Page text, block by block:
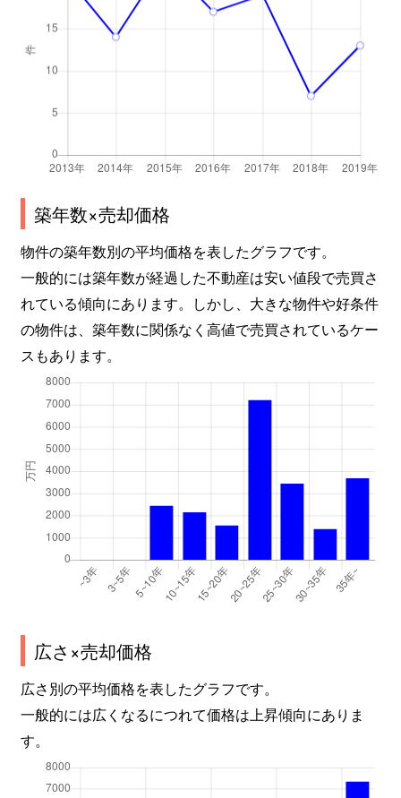
築年数×売却価格
物件の築年数別の平均価格を表したグラフです。
一般的には築年数が経過した不動産は安い値段で売買さ
れている傾向にあります。しかし、大きな物件や好条件
の物件は、築年数に関係なく高値で売買されているケー
スもあります。
広さ×売却価格
広さ別の平均価格を表したグラフです。
一般的には広くなるにつれて価格は上昇傾向にありま
す。